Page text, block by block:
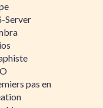
Server
pas en